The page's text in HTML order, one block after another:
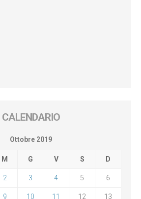
CALENDARIO
Ottobre 2019
M G V S D
2 3 4 5 6
9 10 11 12 13